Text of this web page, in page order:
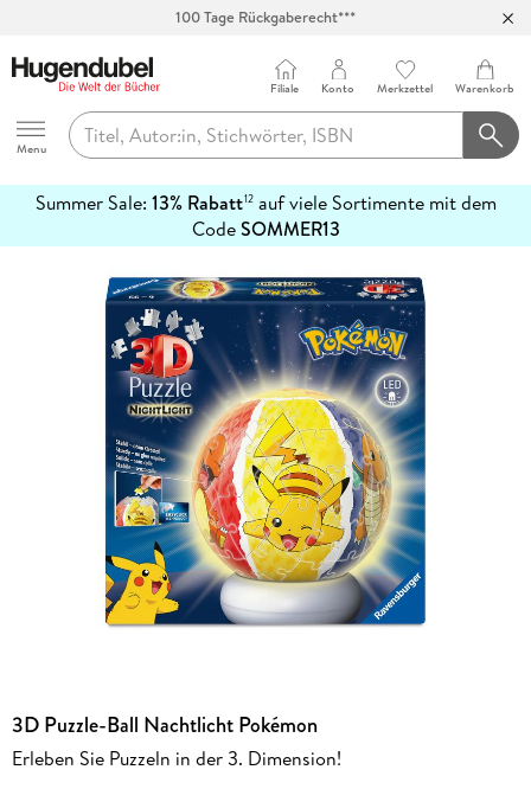
Hugendubel
Menu
Filiale Konto Merkzettel Warenkorb
Summer Sale: 13% Rabatt12auf viele Sortimente mit dem
CodeSOMMER13
erfahren
3D Puzzle-Ball Nachtlicht Pokémon
Erleben Sie Puzzeln in der 3. Dimension!